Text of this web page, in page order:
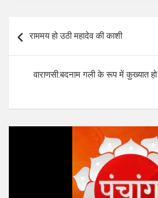
navigation
राममय हो उठी महादेव की काशी
वाराणसी:बदनाम गली के रूप में कुख्यात